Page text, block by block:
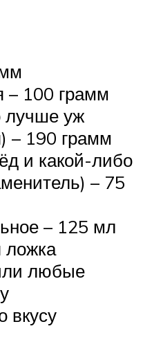
– 100 грамм
лучше уж
– 190 грамм
и какой-либо
– 75
– 125 мл
ложка
любые
вкусу